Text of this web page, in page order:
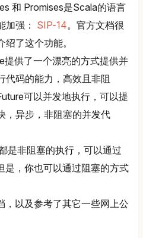
和 Promises是Scala的语言
加强： SIP-14。官方文档很
绍了这个功能。
提供了一个漂亮的方式提供并
代码的能力，高效且非阻
可以并发地执行，可以提
，异步，非阻塞的并发代
是非阻塞的执行，可以通过
是，你也可以通过阻塞的方式
，以及参考了其它一些网上公